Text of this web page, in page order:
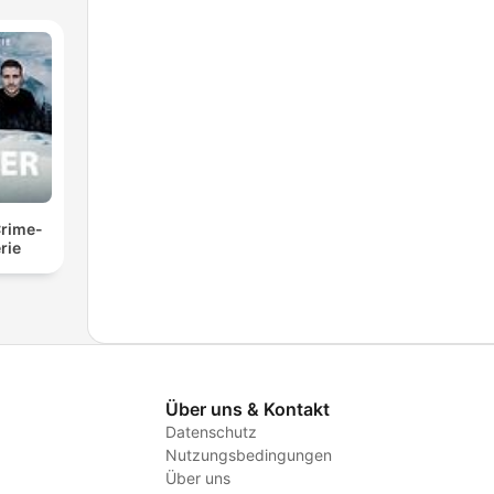
Über uns & Kontakt
Datenschutz
Nutzungsbedingungen
Über uns